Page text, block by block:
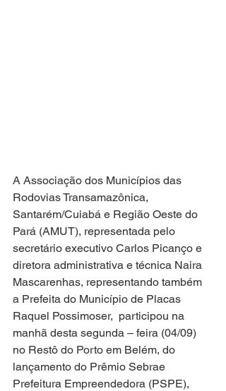
A Associação dos Municípios das
Rodovias Transamazônica,
Santarém/Cuiabá e Região Oeste do
Pará (AMUT), representada pelo
secretário executivo Carlos Picanço e
diretora administrativa e técnica Naira
Mascarenhas, representando também
a Prefeita do Município de Placas
Raquel Possimoser,  participou na
manhã desta segunda – feira (04/09)
no Restô do Porto em Belém, do
lançamento do Prêmio Sebrae
Prefeitura Empreendedora (PSPE),